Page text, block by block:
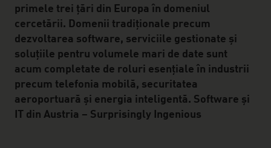
primele trei țări din Europa în domeniul
cercetării. Domenii tradiționale precum
dezvoltarea software, serviciile gestionate și
soluțiile pentru volumele mari de date sunt
acum completate de roluri esențiale în industrii
precum telefonia mobilă, securitatea
aeroportuară și energia inteligentă. Software și
IT din Austria – Surprisingly Ingenious